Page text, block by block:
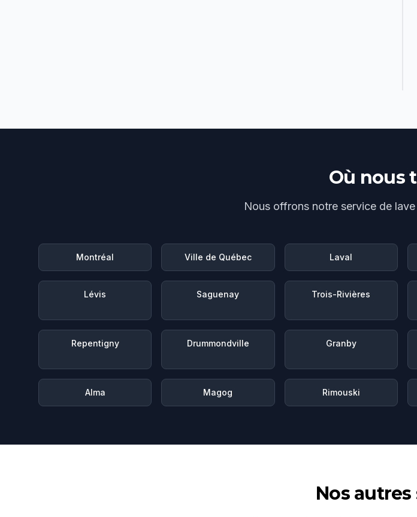
Où nous
Nous offrons notre service de
Montréal Ville de Québec Laval
Lévis Saguenay Trois-Rivières
Repentigny Drummondville Granby
Alma Magog Rimouski
Nos